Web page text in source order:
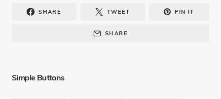
SHARE TWEET PIN IT
SHARE
Simple Buttons